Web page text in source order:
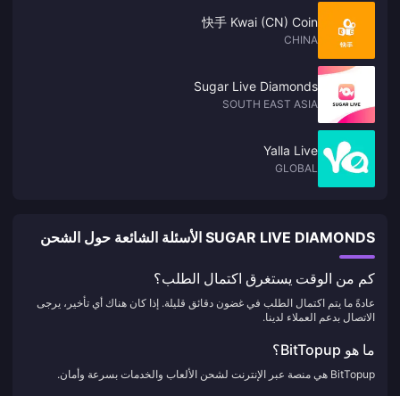
快手 Kwai (CN) Coin
CHINA
Sugar Live Diamonds
SOUTH EAST ASIA
Yalla Live
GLOBAL
SUGAR LIVE DIAMONDS الأسئلة الشائعة حول الشحن
كم من الوقت يستغرق اكتمال الطلب؟
عادةً ما يتم اكتمال الطلب في غضون دقائق قليلة. إذا كان هناك أي تأخير، يرجى
الاتصال بدعم العملاء لدينا.
ما هو BitTopup؟
BitTopup هي منصة عبر الإنترنت لشحن الألعاب والخدمات بسرعة وأمان.